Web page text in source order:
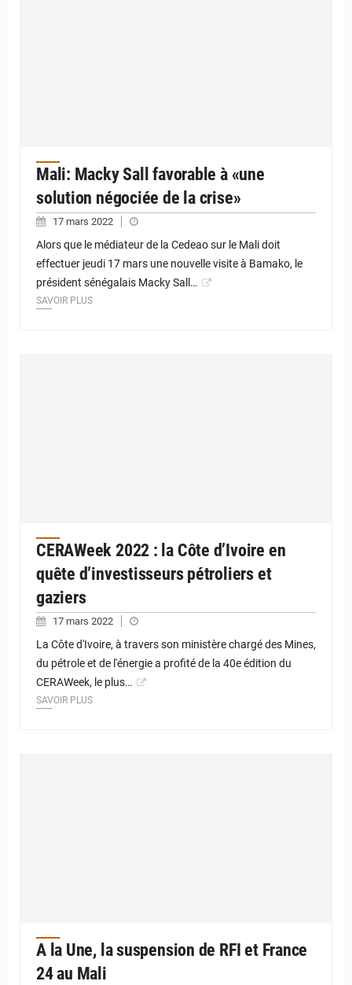
Mali: Macky Sall favorable à «une
solution négociée de la crise»
17 mars 2022
Alors que le médiateur de la Cedeao sur le Mali doit
effectuer jeudi 17 mars une nouvelle visite à Bamako, le
président sénégalais Macky Sall…
SAVOIR PLUS
CERAWeek 2022 : la Côte d’Ivoire en
quête d’investisseurs pétroliers et
gaziers
17 mars 2022
La Côte d'Ivoire, à travers son ministère chargé des Mines,
du pétrole et de l'énergie a profité de la 40e édition du
CERAWeek, le plus…
SAVOIR PLUS
A la Une, la suspension de RFI et France
24 au Mali